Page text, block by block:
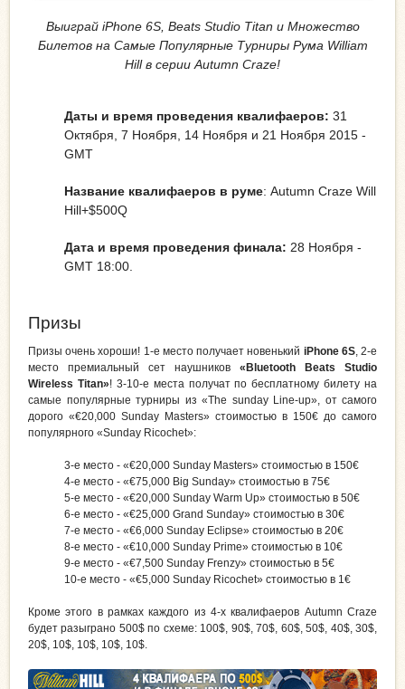
Выиграй iPhone 6S, Beats Studio Titan и Множество
Билетов на Самые Популярные Турниры Рума William
Hill в серии Autumn Craze!
Даты и время проведения квалифаеров: 31
Октября, 7 Ноября, 14 Ноября и 21 Ноября 2015 -
GMT
Название квалифаеров в руме: Autumn Craze Will
Hill+$500Q
Дата и время проведения финала: 28 Ноября -
GMT 18:00.
Призы
Призы очень хороши! 1-е место получает новенький iPhone 6S, 2-е
место премиальный сет наушников «Bluetooth Beats Studio
Wireless Titan»! 3-10-е места получат по бесплатному билету на
самые популярные турниры из «The sunday Line-up», от самого
дорого «€20,000 Sunday Masters» стоимостью в 150€ до самого
популярного «Sunday Ricochet»:
3-е место - «€20,000 Sunday Masters» стоимостью в 150€
4-е место - «€75,000 Big Sunday» стоимостью в 75€
5-е место - «€20,000 Sunday Warm Up» стоимостью в 50€
6-е место - «€25,000 Grand Sunday» стоимостью в 30€
7-е место - «€6,000 Sunday Eclipse» стоимостью в 20€
8-е место - «€10,000 Sunday Prime» стоимостью в 10€
9-е место - «€7,500 Sunday Frenzy» стоимостью в 5€
10-е место - «€5,000 Sunday Ricochet» стоимостью в 1€
Кроме этого в рамках каждого из 4-х квалифаеров Autumn Craze
будет разыграно 500$ по схеме: 100$, 90$, 70$, 60$, 50$, 40$, 30$,
20$, 10$, 10$, 10$, 10$.